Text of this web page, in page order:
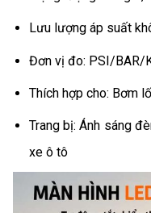
Lưu lượng áp suất
Đơn vị đo: PSI/BAR/
Thích hợp cho: Bơm
Trang bị: Ánh sáng
xe ô tô